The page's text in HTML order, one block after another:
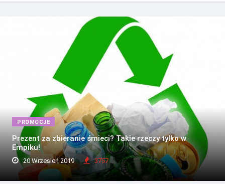
PROMOCJE
Prezent za zbieranie śmieci? Takie rzeczy tylko w
Empiku!
20 Wrzesień 2019 3757